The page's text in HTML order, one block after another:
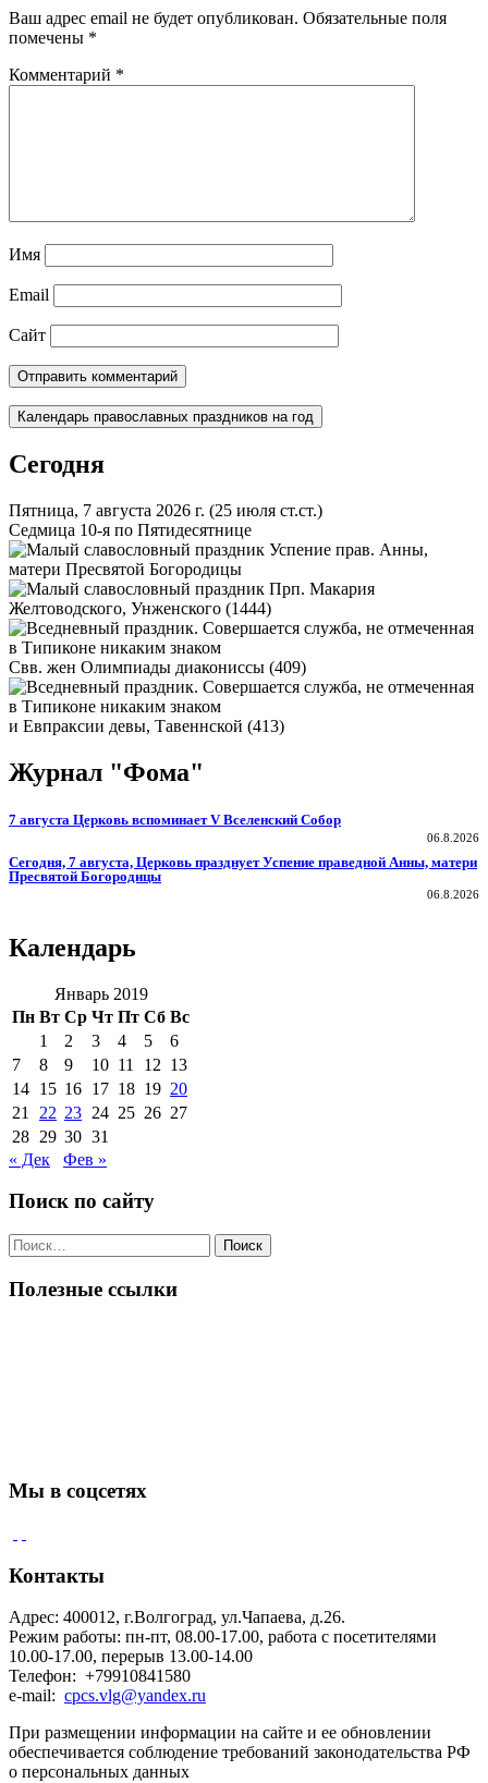
Ваш адрес email не будет опубликован. Обязательные поля
помечены *
Комментарий *
Имя
Email
Сайт
Календарь православных праздников на год
Сегодня
Пятница, 7 августа 2026 г. (25 июля ст.ст.)
Седмица 10-я по Пятидесятнице
Успение прав. Анны,
матери Пресвятой Богородицы
Прп. Макария
Желтоводского, Унженского (1444)
Свв. жен Олимпиады диакониссы (409)
и Евпраксии девы, Тавеннской (413)
Журнал "Фома"
7 августа Церковь вспоминает V Вселенский Собор
06.8.2026
Сегодня, 7 августа, Церковь празднует Успение праведной Анны, матери
Пресвятой Богородицы
06.8.2026
Календарь
Январь 2019
Пн Вт Ср Чт Пт Сб Вс
1
2 3 4 5
6
7
8 9 10 11 12 13
14 15 16 17 18 19 20
21
22 23 24 25 26 27
28 29 30 31
« Дек
Фев »
Поиск по сайту
Поиск
по:
Полезные ссылки
Мы в соцсетях
Контакты
Адрес: 400012, г.Волгоград, ул.Чапаева, д.26.
Режим работы: пн-пт, 08.00-17.00, работа с посетителями
10.00-17.00, перерыв 13.00-14.00
Телефон: +79910841580
e-mail: cpcs.vlg@yandex.ru
При размещении информации на сайте и ее обновлении
обеспечивается соблюдение требований законодательства РФ
о персональных данных